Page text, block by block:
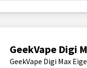
GeekVape Digi
GeekVape Digi Max